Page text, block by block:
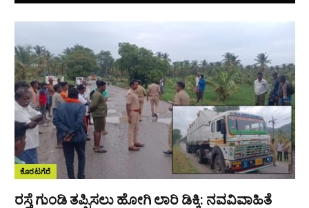
ಕೊರಟಗೆರೆ
ರಸ್ತೆ ಗುಂಡಿ ತಪ್ಪಿಸಲು ಹೋಗಿ ಲಾರಿ ಡಿಕ್ಕಿ: ನವವಿವಾಹಿತೆ